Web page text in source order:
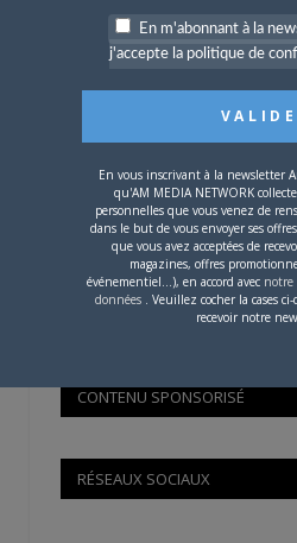
OÙ TROUVER NOS MAGAZINES
Si votre ville n'est pas dans la
CONTENU SPONSORISÉ
RÉSEAUX SOCIAUX
En m'abonnant à la
j'accepte la politique de
En vous inscrivant à la newsletter
qu'AM MEDIA NETWORK
personnelles que vous venez de
dans le but de vous envoyer ses
que vous avez acceptées de
magazines, offres
événementiel...), en accord avec notre
données . Veuillez cocher la cases
recevoir notre